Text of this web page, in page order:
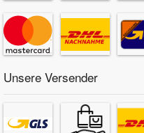
Unsere Versender